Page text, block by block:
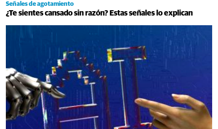
Señales de agotamiento
¿Te sientes cansado sin razón? Estas señales lo explican